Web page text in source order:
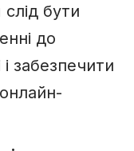
бути
до
забезпечити